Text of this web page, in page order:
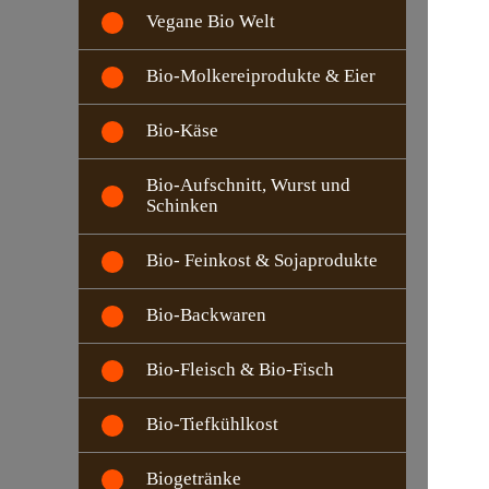
Vegane Bio Welt
Bio-Molkereiprodukte & Eier
Bio-Käse
Bio-Aufschnitt, Wurst und
Schinken
Bio- Feinkost & Sojaprodukte
Bio-Backwaren
Bio-Fleisch & Bio-Fisch
Bio-Tiefkühlkost
Biogetränke